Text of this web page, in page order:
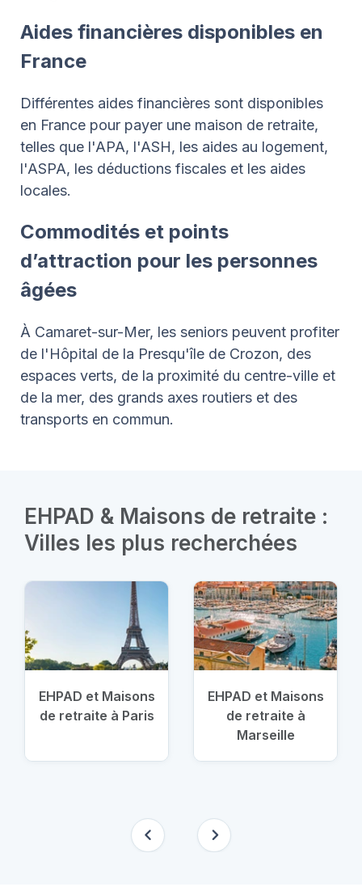
Aides financières disponibles en
France
Différentes aides financières sont disponibles
en France pour payer une maison de retraite,
telles que l'APA, l'ASH, les aides au logement,
l'ASPA, les déductions fiscales et les aides
locales.
Commodités et points
d’attraction pour les personnes
âgées
À Camaret-sur-Mer, les seniors peuvent profiter
de l'Hôpital de la Presqu'île de Crozon, des
espaces verts, de la proximité du centre-ville et
de la mer, des grands axes routiers et des
transports en commun.
EHPAD & Maisons de retraite :
Villes les plus recherchées
EHPAD et Maisons
de retraite à Paris
EHPAD et Maisons
de retraite à
Marseille